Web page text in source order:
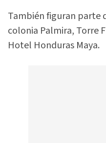
También figuran parte
colonia Palmira, Torre
Hotel Honduras Maya.